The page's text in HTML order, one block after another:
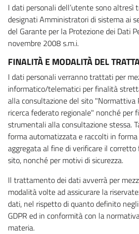
I dati personali dell’utente sono
designati Amministratori di sistema ai
del Garante per la Protezione dei Dati
novembre 2008 s.m.i.
FINALITÀ E MODALITÀ DEL
I dati personali verranno trattati per
informatico/telematici per finalità
alla consultazione del sito "Normattiva
ricerca federato regionale" nonché per
strumentali alla consultazione stessa.
forma automatizzata e raccolti in
aggregata al fine di verificare il
sito, nonché per motivi di sicurezza.
Il trattamento dei dati avverrà per
modalità volte ad assicurare la
dati, nel rispetto di quanto definito
GDPR ed in conformità con la
materia.